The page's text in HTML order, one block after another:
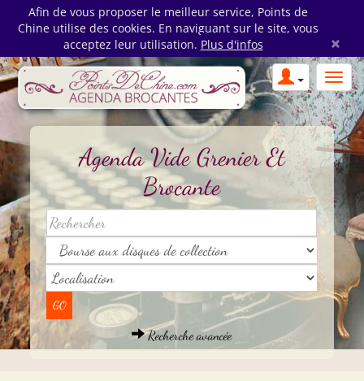
Afin de vous proposer le meilleur service, Points de
Chine utilise des cookies. En naviguant sur le site, vous
acceptez leur utilisation. Plus d'infos ×
Agenda Vide Grenier Et
Brocante
Recherche avancée